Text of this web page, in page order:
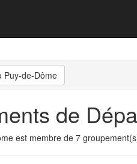
Puy-de-Dôme
de
est membre de 7